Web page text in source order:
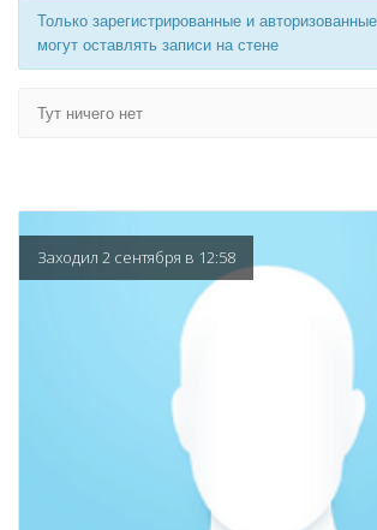
Только зарегистрированные и
могут оставлять записи на стене
Тут ничего нет
Заходил 2 сентября в 12:58